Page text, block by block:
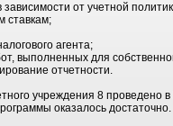
от учетной
ставкам;
агента;
выполненных для
отчетности.
учреждения 8
оказалось